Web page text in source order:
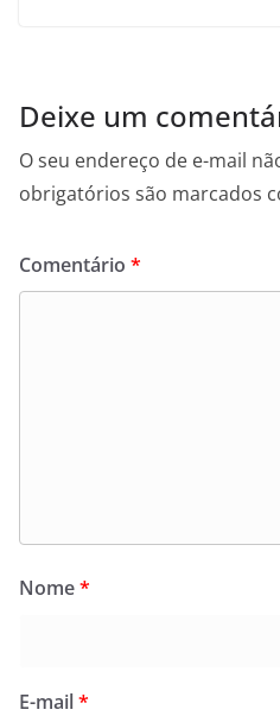
Deixe um
O seu endereço de e-mail
obrigatórios são marcados
Comentário *
Nome*
E-mail*